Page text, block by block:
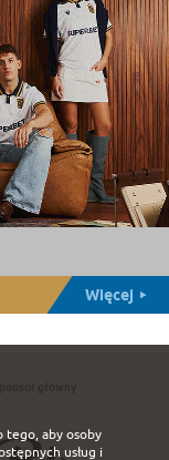
Więcej
tego, aby osoby
usług i